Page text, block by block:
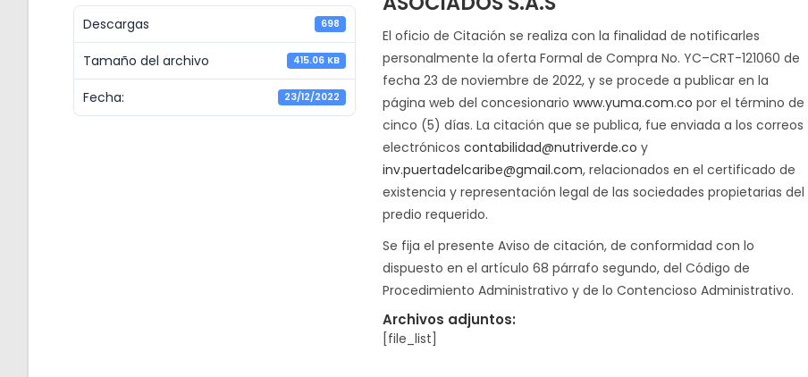
Descargas 698
Tamaño del archivo 415.06 KB
Fecha: 23/12/2022
El oficio de Citación se realiza con la finalidad de notificarles
personalmente la oferta Formal de Compra No. YC–CRT-121060 de
fecha 23 de noviembre de 2022, y se procede a publicar en la
página web del concesionario www.yuma.com.co por el término de
cinco (5) días. La citación que se publica, fue enviada a los correos
electrónicos contabilidad@nutriverde.co y
inv.puertadelcaribe@gmail.com, relacionados en el certificado de
existencia y representación legal de las sociedades propietarias del
predio requerido.
Se fija el presente Aviso de citación, de conformidad con lo
dispuesto en el artículo 68 párrafo segundo, del Código de
Procedimiento Administrativo y de lo Contencioso Administrativo.
Archivos adjuntos:
[file_list]